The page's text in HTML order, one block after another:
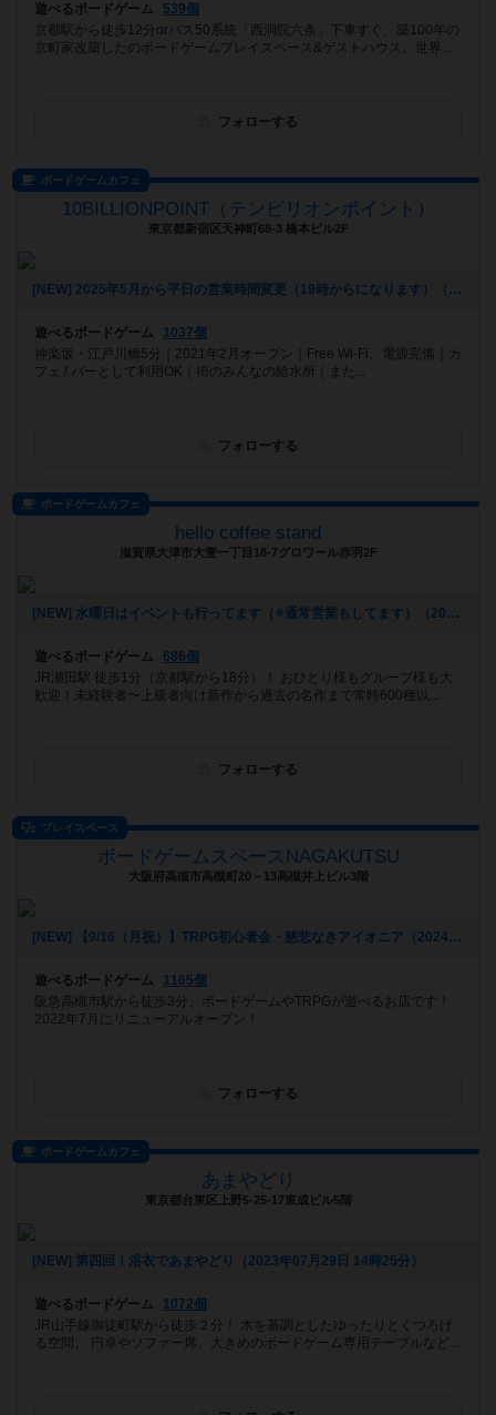
遊べるボードゲーム
539個
京都駅から徒歩12分orバス50系統「西洞院六条」下車すぐ、築100年の
京町家改築したのボードゲームプレイスペース&ゲストハウス。世界...
フォローする
ボードゲームカフェ
10BILLIONPOINT（テンビリオンポイント）
東京都新宿区天神町68-3 橋本ビル2F
[NEW] 2025年5月から平日の営業時間変更（19時からになります）（2025年06月20日 16時25分）
遊べるボードゲーム
1037個
神楽坂・江戸川橋5分｜2021年2月オープン｜Free Wi-Fi、電源完備｜カ
フェ / バーとして利用OK｜街のみんなの給水所｜また...
フォローする
ボードゲームカフェ
hello coffee stand
滋賀県大津市大萱一丁目18-7グロワール赤羽2F
[NEW] 水曜日はイベントも行ってます（※通常営業もしてます）（2024年11月22日 16時51分）
遊べるボードゲーム
686個
JR瀬田駅 徒歩1分（京都駅から18分）！ おひとり様もグループ様も大
歓迎！未経験者〜上級者向け新作から過去の名作まで常時600種以...
フォローする
プレイスペース
ボードゲームスペースNAGAKUTSU
大阪府高槻市高槻町20－13高槻井上ビル3階
[NEW] 【9/16（月祝）】TRPG初心者会・慈悲なきアイオニア（2024年09月07日 22時01分）
遊べるボードゲーム
1165個
阪急高槻市駅から徒歩3分、ボードゲームやTRPGが遊べるお店です！
2022年7月にリニューアルオープン！
フォローする
ボードゲームカフェ
あまやどり
東京都台東区上野5-25-17東成ビル5階
[NEW] 第四回！浴衣であまやどり（2023年07月29日 14時25分）
遊べるボードゲーム
1072個
JR山手線御徒町駅から徒歩２分！ 木を基調としたゆったりとくつろげ
る空間。 円卓やソファー席、大きめのボードゲーム専用テーブルなど...